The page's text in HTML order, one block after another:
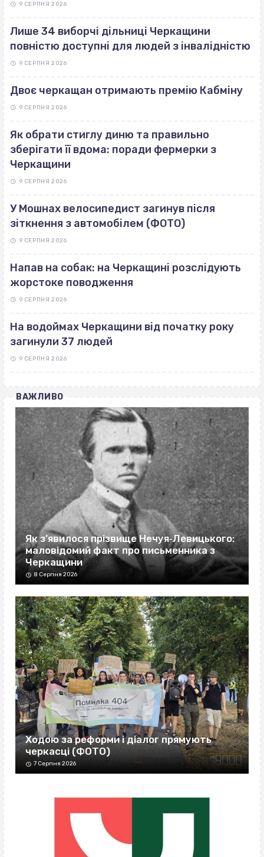
9 СЕРПНЯ 2026
Лише 34 виборчі дільниці Черкащини
повністю доступні для людей з інвалідністю
9 СЕРПНЯ 2026
Двоє черкащан отримають премію Кабміну
9 СЕРПНЯ 2026
Як обрати стиглу диню та правильно
зберігати її вдома: поради фермерки з
Черкащини
9 СЕРПНЯ 2026
У Мошнах велосипедист загинув після
зіткнення з автомобілем (ФОТО)
9 СЕРПНЯ 2026
Напав на собак: на Черкащині розслідують
жорстоке поводження
9 СЕРПНЯ 2026
На водоймах Черкащини від початку року
загинули 37 людей
9 СЕРПНЯ 2026
ВАЖЛИВО
Як з’явилося прізвище Нечуя‐Левицького:
маловідомий факт про письменника з
Черкащини
8 Серпня 2026
Ходою за реформи і діалог прямують
черкасці (ФОТО)
7 Серпня 2026